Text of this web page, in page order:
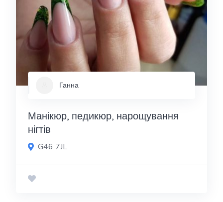
Ганна
Манікюр, педикюр, нарощування
нігтів
G46 7JL